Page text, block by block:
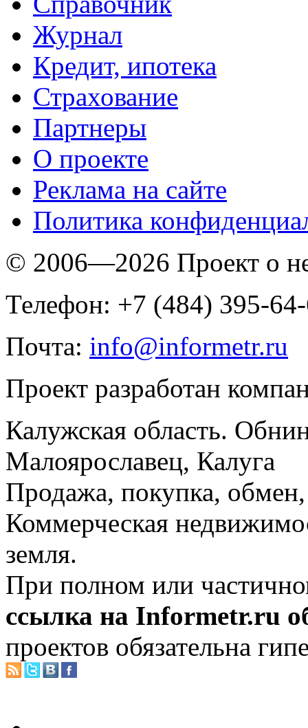
Журнал
Кредит, ипотека
Страхование
Партнеры
O проекте
Реклама на сайте
Политика
© 2006—2026 Проект о
Телефон: +7 (484) 395-
Почта: info@informetr.ru
Проект разработан
Калужская область.
Малоярославец, Калуга
Продажа, покупка, обмен,
Коммерческая
земля.
При полном или
ссылка на Informetr.ru
проектов обязательна